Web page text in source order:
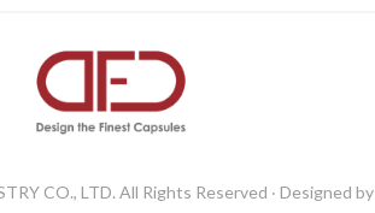
CO., LTD. All Rights Reserved ‧ Designed by